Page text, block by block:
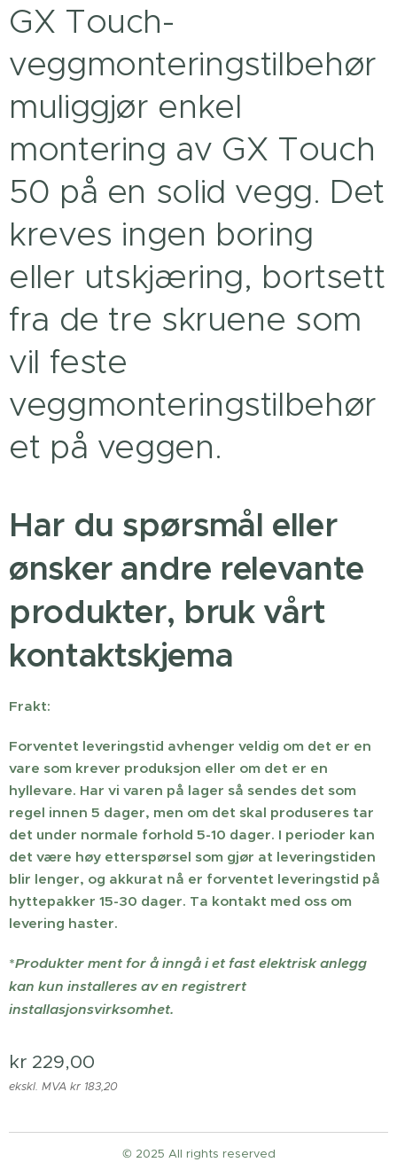
GX Touch-
veggmonteringstilbehør
muliggjør enkel
montering av GX Touch
50 på en solid vegg. Det
kreves ingen boring
eller utskjæring, bortsett
fra de tre skruene som
vil feste
veggmonteringstilbehør
et på veggen.
Har du spørsmål eller
ønsker andre relevante
produkter, bruk vårt
kontaktskjema
Frakt:
Forventet leveringstid avhenger veldig om det er en
vare som krever produksjon eller om det er en
hyllevare. Har vi varen på lager så sendes det som
regel innen 5 dager, men om det skal produseres tar
det under normale forhold 5-10 dager. I perioder kan
det være høy etterspørsel som gjør at leveringstiden
blir lenger, og akkurat nå er forventet leveringstid på
hyttepakker 15-30 dager. Ta kontakt med oss om
levering haster.
*Produkter ment for å inngå i et fast elektrisk anlegg
kan kun installeres av en registrert
installasjonsvirksomhet.
kr 229,00
ekskl. MVA kr 183,20
© 2025 All rights reserved